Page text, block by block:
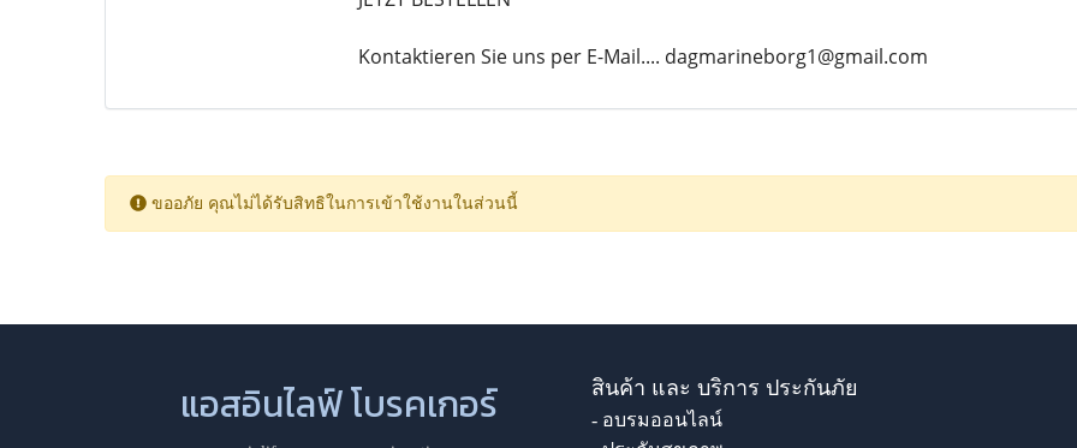
Kontaktieren Sie uns per E-Mail.... dagmarineborg1@gmail.com
ขออภัย คุณไม่ได้รับสิทธิในการเข้าใช้งานในส่วนนี้
แอสอินไลฟ์ โบรคเกอร์ สินค้า และ บริการ ประกันภัย
- อบรมออนไลน์